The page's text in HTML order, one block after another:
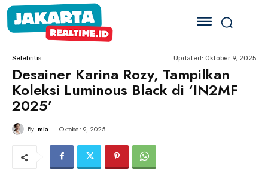
Selebritis Updated: Oktober 9, 2025
Desainer Karina Rozy, Tampilkan
Koleksi Luminous Black di ‘IN2MF
2025’
By mia Oktober 9, 2025